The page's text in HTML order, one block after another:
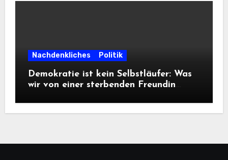
Nachdenkliches Politik
Demokratie ist kein Selbstläufer: Was
wir von einer sterbenden Freundin